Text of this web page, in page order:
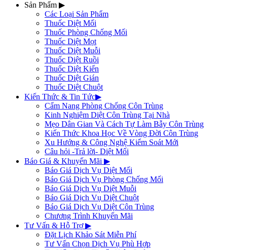
Sản Phẩm ▶
Các Loại Sản Phẩm
Thuốc Diệt Mối
Thuốc Phòng Chống Mối
Thuốc Diệt Mọt
Thuốc Diệt Muỗi
Thuốc Diệt Ruồi
Thuốc Diệt Kiến
Thuốc Diệt Gián
Thuốc Diệt Chuột
Kiến Thức & Tin Tức▶
Cẩm Nang Phòng Chống Côn Trùng
Kinh Nghiệm Diệt Côn Trùng Tại Nhà
Mẹo Dân Gian Và Cách Tự Làm Bẫy Côn Trùng
Kiến Thức Khoa Học Về Vòng Đời Côn Trùng
Xu Hướng & Công Nghệ Kiểm Soát Mới
Câu hỏi -Trả lời- Diệt Mối
Báo Giá & Khuyến Mãi ▶
Báo Giá Dịch Vụ Diệt Mối
Báo Giá Dịch Vụ Phòng Chống Mối
Báo Giá Dịch Vụ Diệt Muỗi
Báo Giá Dịch Vụ Diệt Chuột
Báo Giá Dịch Vụ Diệt Côn Trùng
Chương Trình Khuyến Mãi
Tư Vấn & Hỗ Trợ▶
Đặt Lịch Khảo Sát Miễn Phí
Tư Vấn Chọn Dịch Vụ Phù Hợp